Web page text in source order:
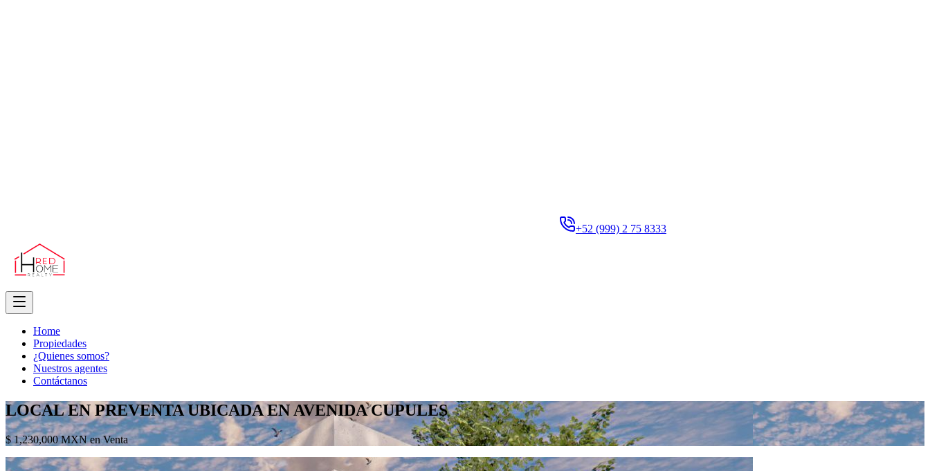
+52 (999) 2 75 8333
Home
Propiedades
¿Quienes somos?
Nuestros agentes
Contáctanos
LOCAL EN PREVENTA UBICADA EN AVENIDA CUPULES
$ 1,230,000 MXN en Venta